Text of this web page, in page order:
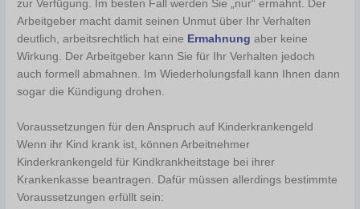
zur Verfügung. Im besten Fall werden Sie „nur“ ermahnt. Der
Arbeitgeber macht damit seinen Unmut über Ihr Verhalten
deutlich, arbeitsrechtlich hat eine Ermahnung aber keine
Wirkung. Der Arbeitgeber kann Sie für Ihr Verhalten jedoch
auch formell abmahnen. Im Wiederholungsfall kann Ihnen dann
sogar die Kündigung drohen.
Voraussetzungen für den Anspruch auf Kinderkrankengeld
Wenn ihr Kind krank ist, können Arbeitnehmer
Kinderkrankengeld für Kindkrankheitstage bei ihrer
Krankenkasse beantragen. Dafür müssen allerdings bestimmte
Voraussetzungen erfüllt sein: